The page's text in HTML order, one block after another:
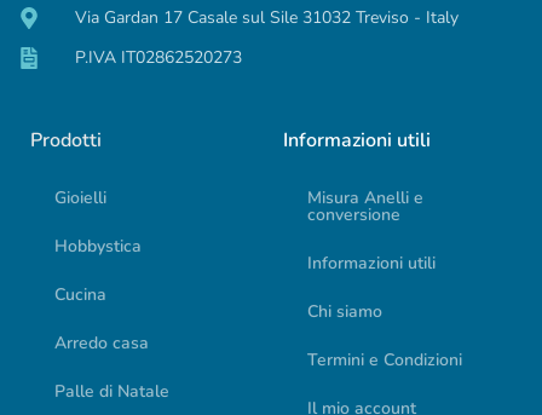
Via Gardan 17 Casale sul Sile 31032 Treviso - Italy
P.IVA IT02862520273
Prodotti
Gioielli
Hobbystica
Cucina
Arredo casa
Palle di Natale
Informazioni utili
Misura Anelli e
conversione
Informazioni utili
Chi siamo
Termini e Condizioni
Il mio account